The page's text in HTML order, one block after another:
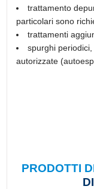
trattamento
particolari sono
trattamenti
spurghi
autorizzate
PRODOTTI